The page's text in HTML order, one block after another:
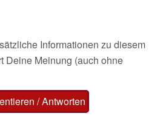
Informationen zu diesem
Deine Meinung (auch ohne
/ Antworten